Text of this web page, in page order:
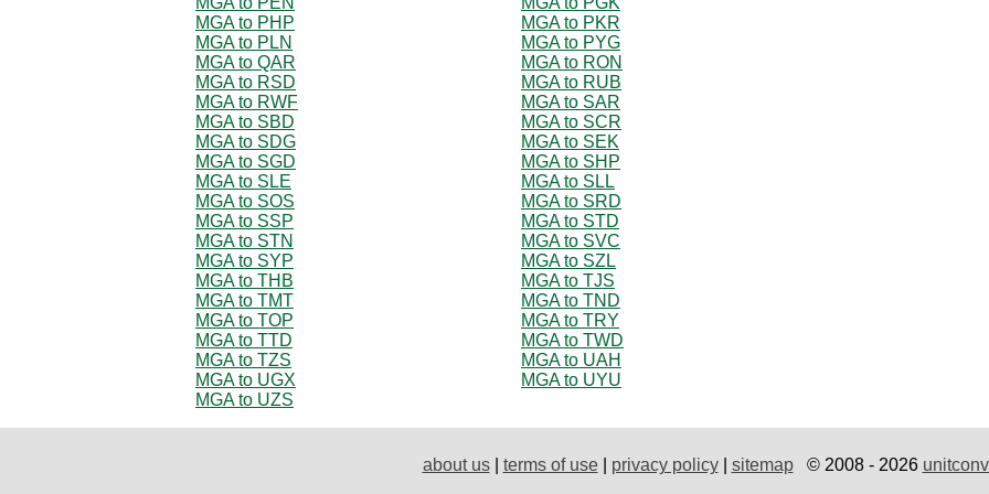
MGA to PHP
MGA to PKR
MGA to PLN
MGA to PYG
MGA to QAR
MGA to RON
MGA to RSD
MGA to RUB
MGA to RWF
MGA to SAR
MGA to SBD
MGA to SCR
MGA to SDG
MGA to SEK
MGA to SGD
MGA to SHP
MGA to SLE
MGA to SLL
MGA to SOS
MGA to SRD
MGA to SSP
MGA to STD
MGA to STN
MGA to SVC
MGA to SYP
MGA to SZL
MGA to THB
MGA to TJS
MGA to TMT
MGA to TND
MGA to TOP
MGA to TRY
MGA to TTD
MGA to TWD
MGA to TZS
MGA to UAH
MGA to UGX
MGA to UYU
MGA to UZS
about us| terms of use| privacy policy| sitemap© 2008 - 2026